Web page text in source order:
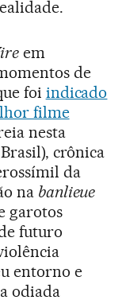
em
de
foi indicado
filme
nesta
crônica
da
na banlieue
garotos
futuro
entorno e
odiada